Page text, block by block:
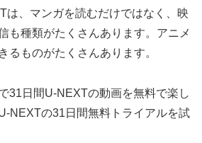
は、マンガを読むだけではなく、映
も種類がたくさんあります。アニメ
るものがたくさんあります。
31日間U-NEXTの動画を無料で楽し
NEXTの31日間無料トライアルを試